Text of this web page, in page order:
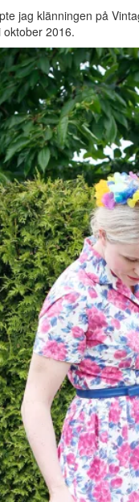
jag klänningen på
2016.